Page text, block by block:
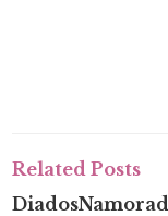
Related Posts